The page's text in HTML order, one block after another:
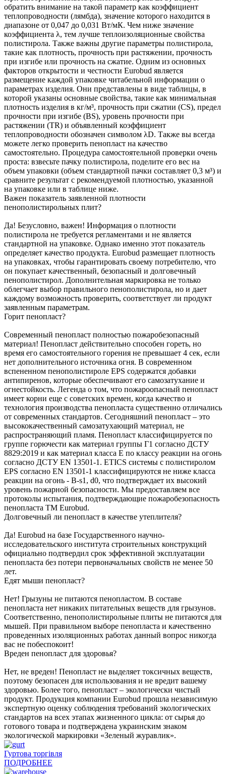
обратить внимание на такой параметр как коэффициент
теплопроводности (лямбда), значение которого находится в
диапазоне от 0,047 до 0,031 Вт/мК. Чем ниже значение
коэффициента λ, тем лучше теплоизоляционные свойства
полистирола. Также важны другие параметры полистирола,
такие как плотность, прочность при растяжении, прочность
при изгибе или прочность на сжатие. Одним из основных
факторов открытости и честности Eurobud является
размещение каждой упаковке читабельной информации о
параметрах изделия. Они представлены в виде таблицы, в
которой указаны основные свойства, такие как минимальная
плотность изделия в кг/м³, прочность при сжатии (CS), предел
прочности при изгибе (BS), уровень прочности при
растяжении (TR) и объявленный коэффициент
теплопроводности обозначен символом λD. Также вы всегда
можете легко проверить пенопласт на качество
самостоятельно. Процедура самостоятельной проверки очень
проста: взвесьте пачку полистирола, поделите его вес на
объем упаковки (объем стандартной пачки составляет 0,3 м³) и
сравните результат с рекомендуемой плотностью, указанной
на упаковке или в таблице ниже.
Важен показатель заявленной плотности
пенополистирольных плит?
Да! Безусловно, важен! Информация о плотности
полистирола не требуется регламентами и не является
стандартной на упаковке. Однако именно этот показатель
определяет качество продукта. Eurobud размещает плотность
на упаковках, чтобы гарантировать своему потребителю, что
он покупает качественный, безопасный и долговечный
пенополистирол. Дополнительная маркировка не только
облегчает выбор правильного пенополистирола, но и дает
каждому возможность проверить, соответствует ли продукт
заявленным параметрам.
Горит пенопласт?
Современный пенопласт полностью пожаробезопасный
материал! Пенопласт действительно способен гореть, но
время его самостоятельного горения не превышает 4 сек, если
нет дополнительного источника огня. В современном
вспененном пенополистироле EPS содержатся добавки
антипиренов, которые обеспечивают его самозатухание и
огнестойкость. Легенда о том, что пожароопасный пенопласт
имеет корни еще с советских времен, когда качество и
технология производства пенопласта существенно отличались
от современных стандартов. Сегодняшний пенопласт – это
высококачественный самозатухающий материал, не
распространяющий пламя. Пенопласт классифицируется по
группе горючести как материал группы Г1 согласно ДСТУ
8829:2019 и как материал класса Е по классу реакции на огонь
согласно ДСТУ EN 13501-1. ETICS системы с полистиролом
EPS согласно EN 13501-1 классифицируются не ниже класса
реакции на огонь - B-s1, d0, что подтверждает их высокий
уровень пожарной безопасности. Мы предоставляем все
протоколы испытания, подтверждающие пожаробезопасность
пенопласта ТМ Eurobud.
Долговечный ли пенопласт в качестве утеплителя?
Да! Eurobud на базе Государственного научно-
исследовательского института строительных конструкций
официально подтвердил срок эффективной эксплуатации
пенопласта без потери первоначальных свойств не менее 50
лет.
Едят мыши пенопласт?
Нет! Грызуны не питаются пенопластом. В составе
пенопласта нет никаких питательных веществ для грызунов.
Соответственно, пенополистирольные плиты не питаются для
мышей. При правильном выборе пенопласта и качественно
проведенных изоляционных работах данный вопрос никогда
вас не побеспокоит!
Вреден пенопласт для здоровья?
Нет, не вреден! Пенопласт не выделяет токсичных веществ,
поэтому безопасен для использования и не вредит вашему
здоровью. Более того, пенопласт – экологически чистый
продукт. Продукция компании Eurobud прошла независимую
экспертную оценку соблюдения требований экологических
стандартов на всех этапах жизненного цикла: от сырья до
готового товара и подтверждена украинским знаком
экологической маркировки «Зеленый журавлик».
Гуртова торгівля
ПОДРОБНЕЕ